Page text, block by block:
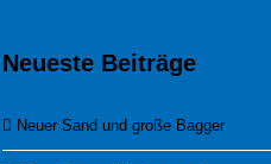
Neueste Beiträge
Neuer Sand und große Bagger